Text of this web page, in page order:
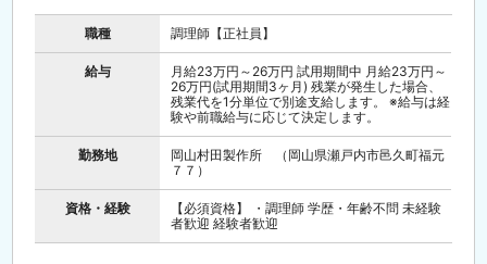
職種 調理師【正社員】
給与
月給23万円～26万円 試用期間中 月給23万円～
26万円(試用期間3ヶ月) 残業が発生した場合、
残業代を1分単位で別途支給します。 ※給与は経
験や前職給与に応じて決定します。
勤務地
岡山村田製作所 （岡山県瀬戸内市邑久町福元
７７）
資格・経験
【必須資格】 ・調理師 学歴・年齢不問 未経験
者歓迎 経験者歓迎